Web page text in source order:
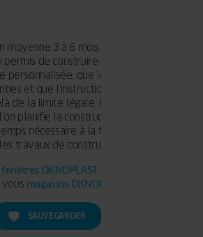
moyenne 3 à 6 mois pour réunir tous les
de construire. Lorsqu’il s’agit d’une
personnalisée, que les services publics
et que l’instruction du permis de
de la limite légale, le délai peut être
planifie la construction d’une maison, il
nécessaire à la fois pour la gestion
travaux de construction proprement dits.
fenêtres OKNOPLAST >>
magasins OKNOPLAST >>
SAUVEGARDER